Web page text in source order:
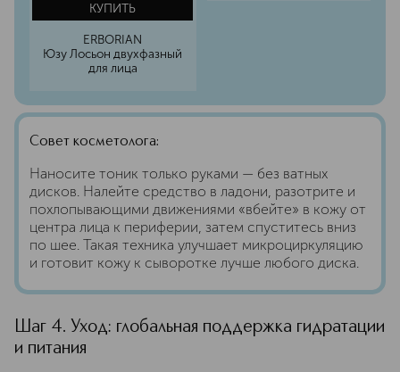
КУПИТЬ
ERBORIAN
Юзу Лосьон двухфазный
для лица
Совет косметолога:
Наносите тоник только руками — без ватных
дисков. Налейте средство в ладони, разотрите и
похлопывающими движениями «вбейте» в кожу от
центра лица к периферии, затем спуститесь вниз
по шее. Такая техника улучшает микроциркуляцию
и готовит кожу к сыворотке лучше любого диска.
Шаг 4. Уход: глобальная поддержка гидратации
и питания